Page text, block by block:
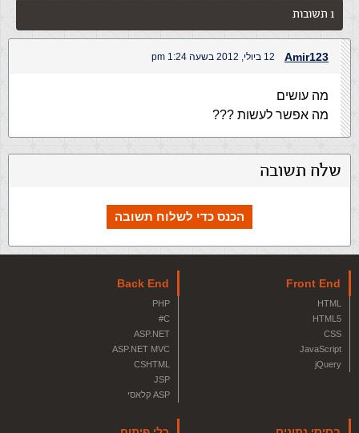
1 תשובות
Amir123 12 ביולי, 2012 בשעה 1:24 pm
מה עושים
מה אפשר לעשות ???
שלח תשובה
הכנס כדי לשלוח תשובה
Front End
HTML
HTML5
CSS
JavaScript
jQuery
Back End
PHP
C#
ASP.NET
ASP.NET MVC
CSHTML
JSP
ASP קלאסי